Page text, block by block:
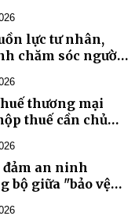
lực tư nhân,
chăm sóc người
thương mại
thuế cần chủ
đảm an ninh
bộ giữa "bảo vệ